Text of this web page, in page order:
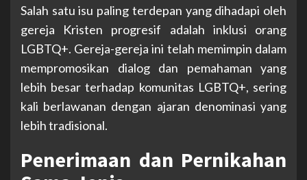
Salah satu isu paling terdepan yang dihadapi oleh
gereja Kristen progresif adalah inklusi orang
LGBTQ+. Gereja-gereja ini telah memimpin dalam
mempromosikan dialog dan pemahaman yang
lebih besar terhadap komunitas LGBTQ+, sering
kali berlawanan dengan ajaran denominasi yang
lebih tradisional.
Penerimaan dan Pernikahan